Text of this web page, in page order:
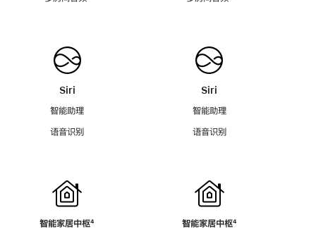
Siri
智能助理
语音识别
智能家居中枢脚
⁴
Siri
智能助理
语音识别
智能家居中枢脚
⁴